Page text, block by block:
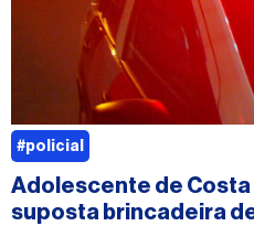
Adolescente de Costa
suposta brincadeira
#policial